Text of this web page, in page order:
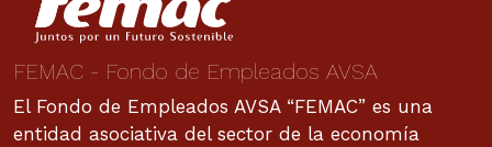
FEMAC - Fondo de Empleados AVSA
El Fondo de Empleados AVSA “FEMAC” es una
entidad asociativa del sector de la economía